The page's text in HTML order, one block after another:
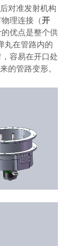
对准发射机构
理连接（开
优点是整个供
丸在管路内的
容易在开口处
的管路变形。